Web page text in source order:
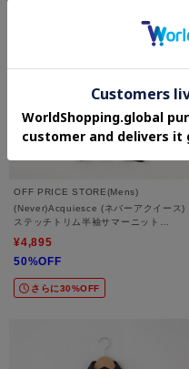
OFF PRICE STORE(Mens)
(Never)Acquiesce (ネバーアクイース)
ステッチトリム半袖サマーニット
レンド】
¥4,895
50%OFF
さらに30%OFF